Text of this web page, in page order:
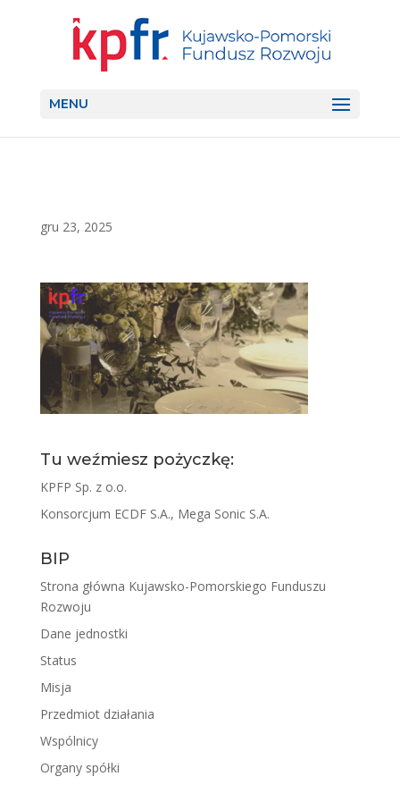
MENU
gru 23, 2025
Tu weźmiesz pożyczkę:
KPFP Sp. z o.o.
Konsorcjum ECDF S.A., Mega Sonic S.A.
BIP
Strona główna Kujawsko-Pomorskiego Funduszu
Rozwoju
Dane jednostki
Status
Misja
Przedmiot działania
Wspólnicy
Organy spółki